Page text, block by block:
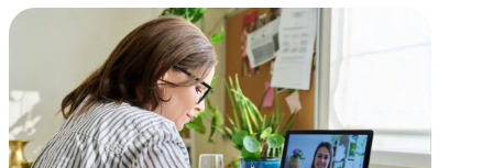
för
för att säkerställa